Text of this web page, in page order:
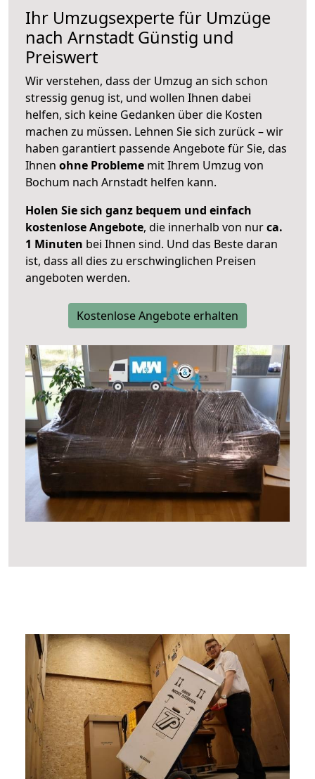
Ihr Umzugsexperte für Umzüge
nach Arnstadt Günstig und
Preiswert
Wir verstehen, dass der Umzug an sich schon
stressig genug ist, und wollen Ihnen dabei
helfen, sich keine Gedanken über die Kosten
machen zu müssen. Lehnen Sie sich zurück – wir
haben garantiert passende Angebote für Sie, das
Ihnen ohne Probleme mit Ihrem Umzug von
Bochum nach Arnstadt helfen kann.
Holen Sie sich ganz bequem und einfach
kostenlose Angebote, die innerhalb von nurca.
1 Minuten bei Ihnen sind. Und das Beste daran
ist, dass all dies zu erschwinglichen Preisen
angeboten werden.
Kostenlose Angebote erhalten